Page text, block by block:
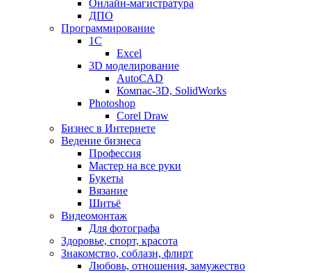
Онлайн-магистратура
ДПО
Программирование
1С
Excel
3D моделирование
AutoCAD
Компас-3D, SolidWorks
Photoshop
Corel Draw
Бизнес в Интернете
Ведение бизнеса
Профессия
Мастер на все руки
Букеты
Вязание
Шитьё
Видеомонтаж
Для фотографа
Здоровье, спорт, красота
Знакомство, соблазн, флирт
Любовь, отношения, замужество